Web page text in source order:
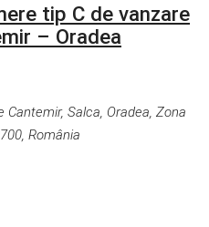
tip C de vanzare
– Oradea
Salca, Oradea, Zona
România